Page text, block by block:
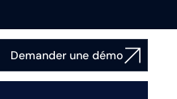
Demander une démo